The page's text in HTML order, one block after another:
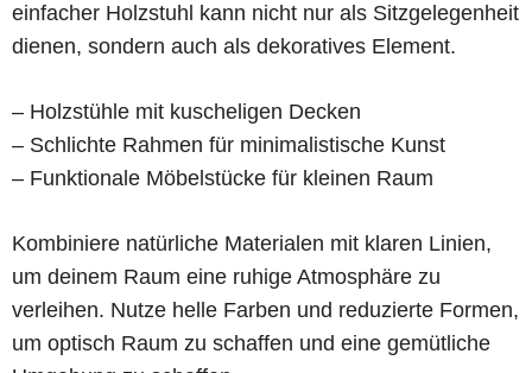
einfacher Holzstuhl kann nicht nur als Sitzgelegenheit
dienen, sondern auch als dekoratives Element.
– Holzstühle mit kuscheligen Decken
– Schlichte Rahmen für minimalistische Kunst
– Funktionale Möbelstücke für kleinen Raum
Kombiniere natürliche Materialen mit klaren Linien,
um deinem Raum eine ruhige Atmosphäre zu
verleihen. Nutze helle Farben und reduzierte Formen,
um optisch Raum zu schaffen und eine gemütliche